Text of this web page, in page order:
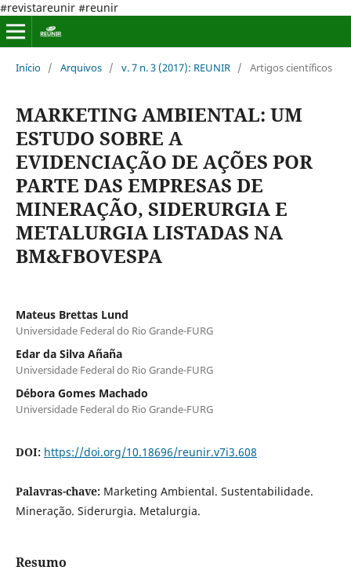
#revistareunir #reunir
Início / Arquivos / v. 7 n. 3 (2017): REUNIR / Artigos científicos
MARKETING AMBIENTAL: UM
ESTUDO SOBRE A
EVIDENCIAÇÃO DE AÇÕES POR
PARTE DAS EMPRESAS DE
MINERAÇÃO, SIDERURGIA E
METALURGIA LISTADAS NA
BM&FBOVESPA
Mateus Brettas Lund
Universidade Federal do Rio Grande-FURG
Edar da Silva Añaña
Universidade Federal do Rio Grande-FURG
Débora Gomes Machado
Universidade Federal do Rio Grande-FURG
DOI: https://doi.org/10.18696/reunir.v7i3.608
Palavras-chave: Marketing Ambiental. Sustentabilidade.
Mineração. Siderurgia. Metalurgia.
Resumo